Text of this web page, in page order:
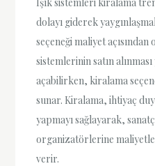
dolayı giderek
seçeneği maliyet açısından
sistemlerinin satın
açabilirken, kiralama
sunar. Kiralama, ihtiyaç
yapmayı sağlayarak,
organizatörlerine
verir.